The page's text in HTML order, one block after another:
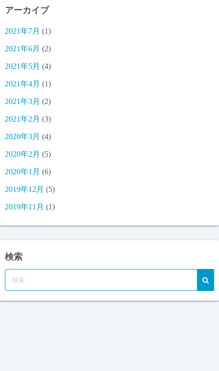
アーカイブ
2021年7月 (1)
2021年6月 (2)
2021年5月 (4)
2021年4月 (1)
2021年3月 (2)
2021年2月 (3)
2020年3月 (4)
2020年2月 (5)
2020年1月 (6)
2019年12月 (5)
2019年11月 (1)
検索